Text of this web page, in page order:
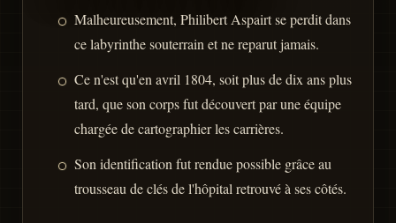
Malheureusement, Philibert Aspairt se perdit dans
ce labyrinthe souterrain et ne reparut jamais.
Ce n'est qu'en avril 1804, soit plus de dix ans plus
tard, que son corps fut découvert par une équipe
chargée de cartographier les carrières.
Son identification fut rendue possible grâce au
trousseau de clés de l'hôpital retrouvé à ses côtés.